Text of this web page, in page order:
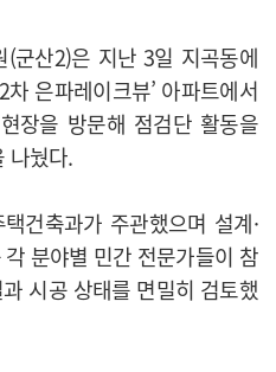
군산2)은 지난 3일 지곡동에
은파레이크뷰’ 아파트에서
장을 방문해 점검단 활동을
나눴다.
건축과가 주관했으며 설계·
각 분야별 민간 전문가들이 참
시공 상태를 면밀히 검토했